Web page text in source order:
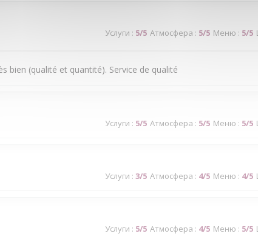
Услуги : 5/5 Атмосфера : 5/5 Меню : 5/5
bien (qualité et quantité). Service de qualité
Услуги : 5/5 Атмосфера : 5/5 Меню : 5/5
Услуги : 3/5 Атмосфера : 4/5 Меню : 4/5
Услуги : 5/5 Атмосфера : 4/5 Меню : 5/5